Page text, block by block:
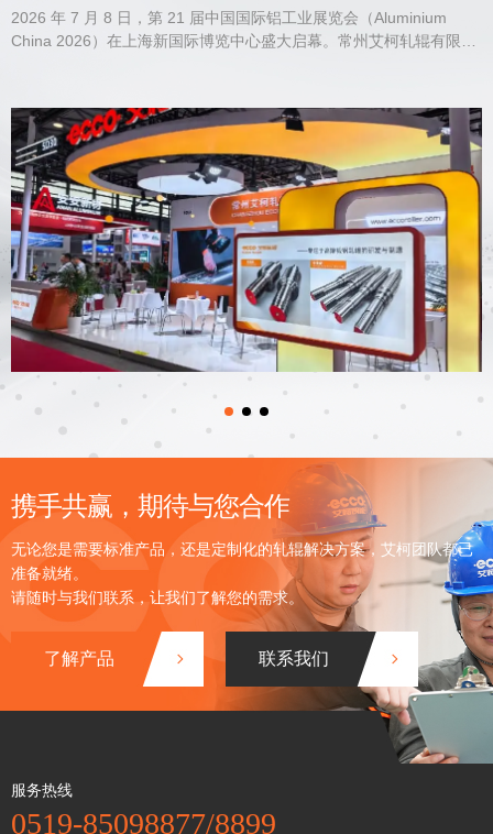
2026 年 7 月 8 日，第 21 届中国国际铝工业展览会（Aluminium
China 2026）在上海新国际博览中心盛大启幕。常州艾柯轧辊有限公
展新路径。
携手共赢，期待与您合作
无论您是需要标准产品，还是定制化的轧辊解决方案，艾柯团队都已
准备就绪。
请随时与我们联系，让我们了解您的需求。
了解产品 联系我们
服务热线
0519-85098877/8899